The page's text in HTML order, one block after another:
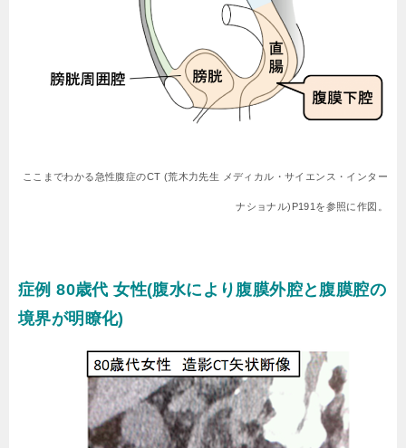
ここまでわかる急性腹症のCT (荒木力先生 メディカル・サイエンス・インター
ナショナル)P191を参照に作図。
症例 80歳代 女性(腹水により腹膜外腔と腹膜腔の
境界が明瞭化)